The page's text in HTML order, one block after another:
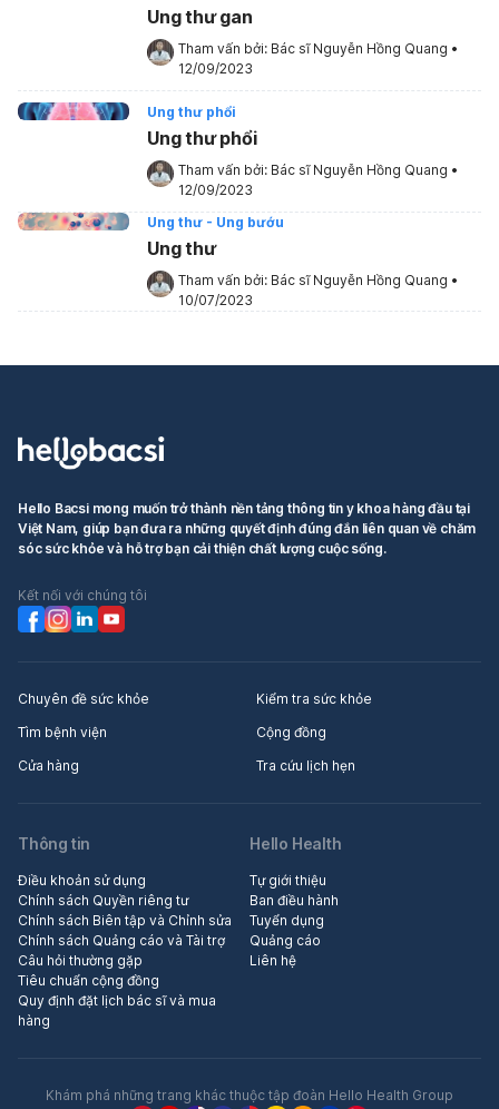
Ung thư gan
Tham vấn bởi: Bác sĩ Nguyễn Hồng Quang •
12/09/2023
Ung thư phổi
Ung thư phổi
Tham vấn bởi: Bác sĩ Nguyễn Hồng Quang •
12/09/2023
Ung thư - Ung bướu
Ung thư
Tham vấn bởi: Bác sĩ Nguyễn Hồng Quang •
10/07/2023
Hello Bacsi mong muốn trở thành nền tảng thông tin y khoa hàng đầu tại
Việt Nam, giúp bạn đưa ra những quyết định đúng đắn liên quan về chăm
sóc sức khỏe và hỗ trợ bạn cải thiện chất lượng cuộc sống.
Kết nối với chúng tôi
Chuyên đề sức khỏe
Kiểm tra sức khỏe
Tìm bệnh viện
Cộng đồng
Cửa hàng
Tra cứu lịch hẹn
Thông tin
Điều khoản sử dụng
Chính sách Quyền riêng tư
Chính sách Biên tập và Chỉnh sửa
Chính sách Quảng cáo và Tài trợ
Câu hỏi thường gặp
Tiêu chuẩn cộng đồng
Quy định đặt lịch bác sĩ và mua
hàng
Hello Health
Tự giới thiệu
Ban điều hành
Tuyển dụng
Quảng cáo
Liên hệ
Khám phá những trang khác thuộc tập đoàn Hello Health Group